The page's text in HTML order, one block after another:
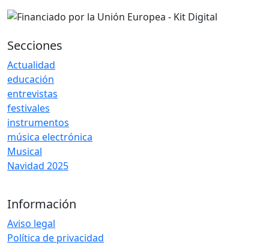
Secciones
Actualidad
educación
entrevistas
festivales
instrumentos
música electrónica
Musical
Navidad 2025
Información
Aviso legal
Política de privacidad